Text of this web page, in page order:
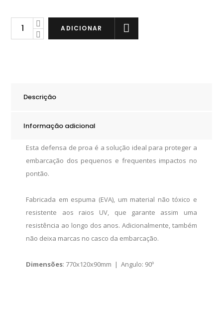
Inmare
Defensa
quantity
ADICIONAR
Descrição
Informação adicional
Esta defensa de proa é a solução ideal para proteger a
embarcação dos pequenos e frequentes impactos no
pontão.
Fabricada em espuma (EVA), um material não tóxico e
resistente aos raios UV, que garante assim uma
resistência ao longo dos anos. Adicionalmente, também
não deixa marcas no casco da embarcação.
Dimensões: 770x120x90mm | Angulo: 90º